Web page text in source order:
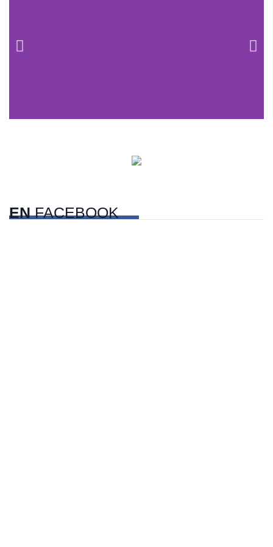
PetFriendly en la CDMX
ENFACEBOOK